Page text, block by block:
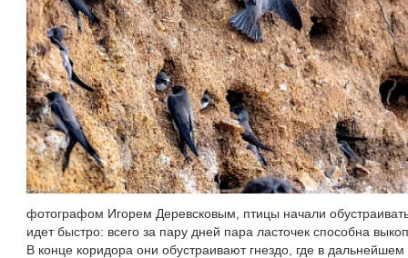
фотографом Игорем Деревсковым, птицы начали
идет быстро: всего за пару дней пара ласточек способна
В конце коридора они обустраивают гнездо, где в